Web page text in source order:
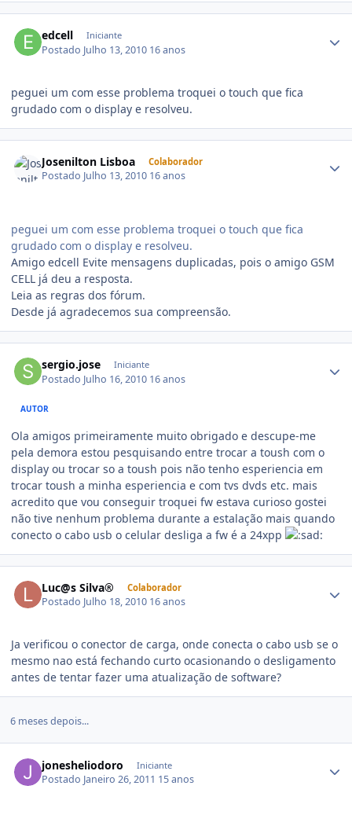
edcell Iniciante
Postado Julho 13, 2010 16 anos
peguei um com esse problema troquei o touch que fica
grudado com o display e resolveu.
Josenilton Lisboa Colaborador
Postado Julho 13, 2010 16 anos
peguei um com esse problema troquei o touch que fica
grudado com o display e resolveu.
Amigo edcell Evite mensagens duplicadas, pois o amigo GSM
CELL já deu a resposta.
Leia as regras dos fórum.
Desde já agradecemos sua compreensão.
sergio.jose Iniciante
Postado Julho 16, 2010 16 anos
AUTOR
Ola amigos primeiramente muito obrigado e descupe-me
pela demora estou pesquisando entre trocar a toush com o
display ou trocar so a toush pois não tenho esperiencia em
trocar toush a minha esperiencia e com tvs dvds etc. mais
acredito que vou conseguir troquei fw estava curioso gostei
não tive nenhum problema durante a estalação mais quando
conecto o cabo usb o celular desliga a fw é a 24xpp
Luc@s Silva® Colaborador
Postado Julho 18, 2010 16 anos
Ja verificou o conector de carga, onde conecta o cabo usb se o
mesmo nao está fechando curto ocasionando o desligamento
antes de tentar fazer uma atualização de software?
6 meses depois...
jonesheliodoro Iniciante
Postado Janeiro 26, 2011 15 anos